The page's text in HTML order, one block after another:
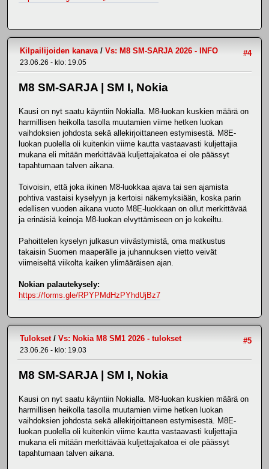
#4
Kilpailijoiden kanava / Vs: M8 SM-SARJA 2026 - INFO
23.06.26 - klo: 19.05
M8 SM-SARJA | SM I, Nokia
Kausi on nyt saatu käyntiin Nokialla. M8-luokan kuskien määrä on
harmillisen heikolla tasolla muutamien viime hetken luokan
vaihdoksien johdosta sekä allekirjoittaneen estymisestä. M8E-
luokan puolella oli kuitenkin viime kautta vastaavasti kuljettajia
mukana eli mitään merkittävää kuljettajakatoa ei ole päässyt
tapahtumaan talven aikana.
Toivoisin, että joka ikinen M8-luokkaa ajava tai sen ajamista
pohtiva vastaisi kyselyyn ja kertoisi näkemyksiään, koska parin
edellisen vuoden aikana vuoto M8E-luokkaan on ollut merkittävää
ja erinäisiä keinoja M8-luokan elvyttämiseen on jo kokeiltu.
Pahoittelen kyselyn julkasun viivästymistä, oma matkustus
takaisin Suomen maaperälle ja juhannuksen vietto veivät
viimeiseltä viikolta kaiken ylimääräisen ajan.
Nokian palautekysely:
https://forms.gle/RPYPMdHzPYhdUjBz7
#5
Tulokset/ Vs: Nokia M8 SM1 2026 - tulokset
23.06.26 - klo: 19.03
M8 SM-SARJA | SM I, Nokia
Kausi on nyt saatu käyntiin Nokialla. M8-luokan kuskien määrä on
harmillisen heikolla tasolla muutamien viime hetken luokan
vaihdoksien johdosta sekä allekirjoittaneen estymisestä. M8E-
luokan puolella oli kuitenkin viime kautta vastaavasti kuljettajia
mukana eli mitään merkittävää kuljettajakatoa ei ole päässyt
tapahtumaan talven aikana.